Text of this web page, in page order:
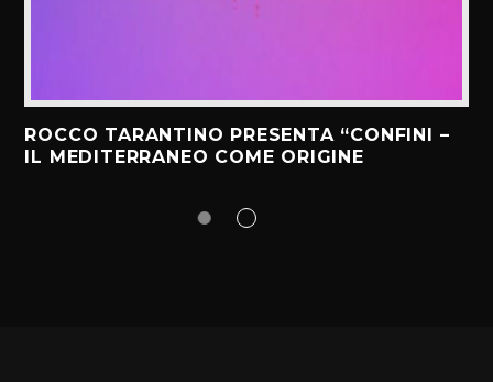
ROCCO TARANTINO PRESENTA “CONFINI –
IL MEDITERRANEO COME ORIGINE